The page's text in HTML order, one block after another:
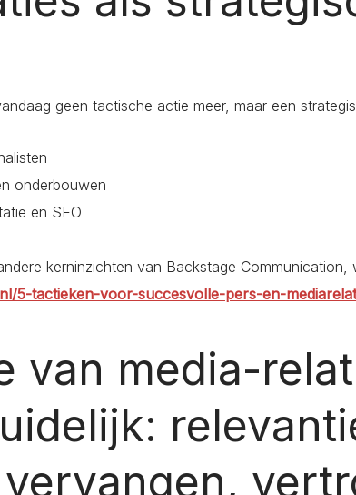
geen tactische actie meer, maar een
onderbouwen
en SEO
kerninzichten van Backstage Communication,
5-tactieken-voor-succesvolle-pers-en-
van media-